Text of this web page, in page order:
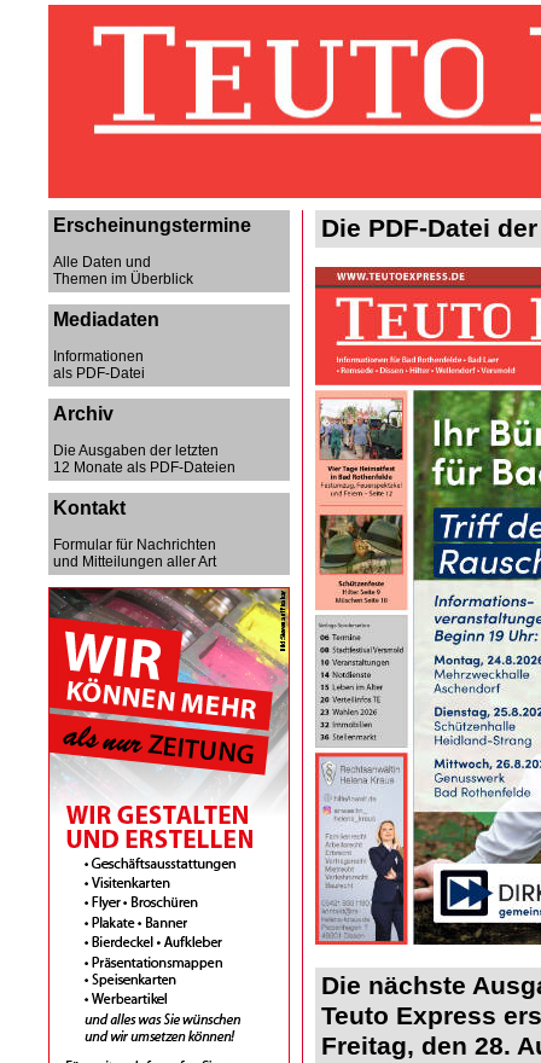
Erscheinungstermine
Alle Daten und
Themen im Überblick
Mediadaten
Informationen
als PDF-Datei
Archiv
Die Ausgaben der letzten
12 Monate als PDF-Dateien
Kontakt
Formular für Nachrichten
und Mitteilungen aller Art
Die PDF-Datei
Die nächste
Teuto Express
Freitag, den 28.